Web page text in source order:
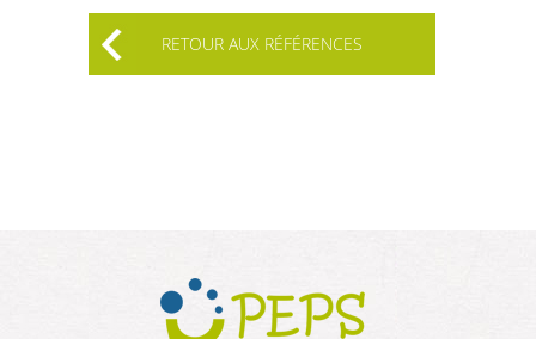
RETOUR AUX RÉFÉRENCES